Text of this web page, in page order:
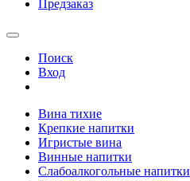
Предзаказ
Поиск
Вход
Вина тихие
Крепкие напитки
Игристые вина
Винные напитки
Слабоалкогольные напитки